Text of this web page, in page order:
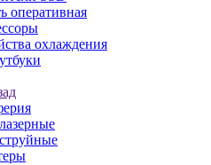
оперативная
охлаждения